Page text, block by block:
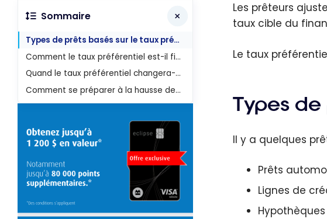
Les prêteurs
taux cible du
Le taux
Types
Il y a quelques
Prêts
Lignes de
Sommaire
Types de prêts basés sur le taux préférentiel
Comment le taux préférentiel est-il fixé ?
Quand le taux préférentiel changera-t-il ?
Comment se préparer à la hausse des taux d'intérêt